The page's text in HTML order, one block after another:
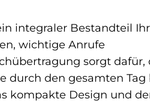
integraler Bestandteil
wichtige Anrufe
sorgt dafür,
durch den gesamten Tag
kompakte Design und